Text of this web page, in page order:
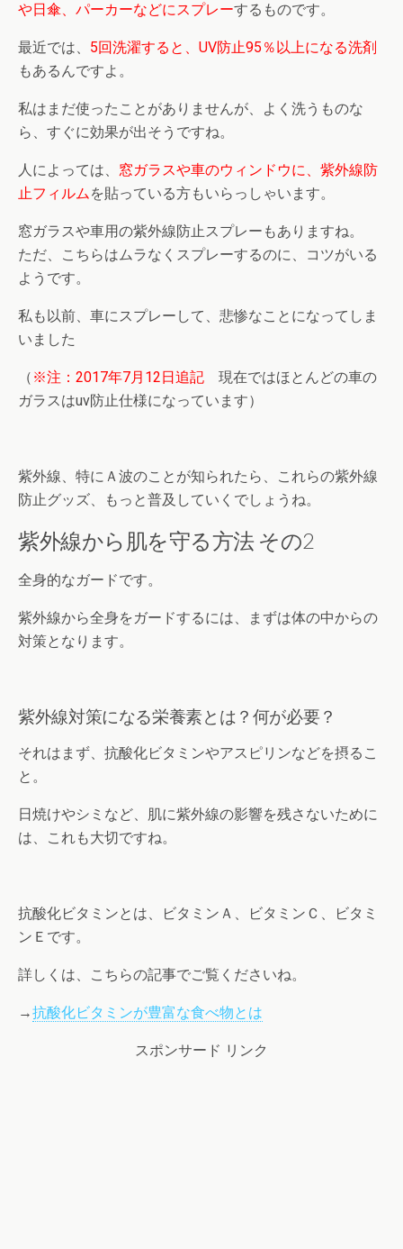
や日傘、パーカーなどにスプレーするものです。
最近では、 5回洗濯すると、UV防止95％以上になる洗剤
もあるんですよ。
私はまだ使ったことがありませんが、よく洗うものな
ら、すぐに効果が出そうですね。
人によっては、 窓ガラスや車のウィンドウに、紫外線防
止フィルムを貼っている方もいらっしゃいます。
窓ガラスや車用の紫外線防止スプレーもありますね。
ただ、こちらはムラなくスプレーするのに、コツがいる
ようです。
私も以前、車にスプレーして、悲惨なことになってしま
いました
（ ※注：2017年7月12日追記 現在ではほとんどの車の
ガラスはuv防止仕様になっています）
紫外線、特にＡ波のことが知られたら、これらの紫外線
防止グッズ、もっと普及していくでしょうね。
紫外線から肌を守る方法 その2
全身的なガードです。
紫外線から全身をガードするには、まずは体の中からの
対策となります。
紫外線対策になる栄養素とは？何が必要？
それはまず、抗酸化ビタミンやアスピリンなどを摂るこ
と。
日焼けやシミなど、肌に紫外線の影響を残さないために
は、これも大切ですね。
抗酸化ビタミンとは、ビタミンＡ、ビタミンＣ、ビタミ
ンＥです。
詳しくは、こちらの記事でご覧くださいね。
→抗酸化ビタミンが豊富な食べ物とは
スポンサード リンク